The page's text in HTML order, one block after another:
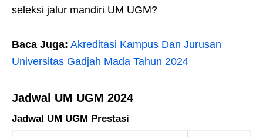
seleksi jalur mandiri UM UGM?
Baca Juga: Akreditasi Kampus Dan Jurusan
Universitas Gadjah Mada Tahun 2024
Jadwal UM UGM 2024
Jadwal UM UGM Prestasi